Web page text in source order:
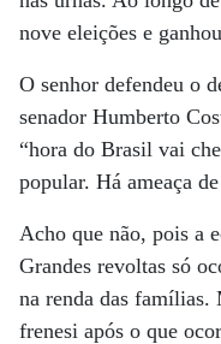
nove eleições e
O senhor defendeu o
senador Humberto
“hora do Brasil vai
popular. Há ameaça
Acho que não, pois a
Grandes revoltas só
na renda das famílias.
frenesi após o que